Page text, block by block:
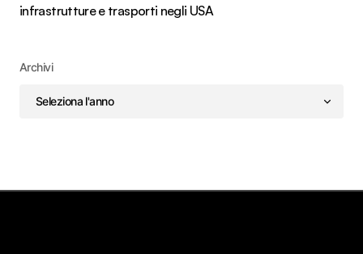
infrastrutture e trasporti negli USA
Archivi